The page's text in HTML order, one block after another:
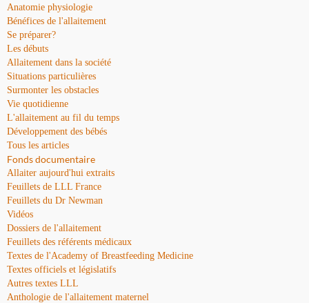
Anatomie physiologie
Bénéfices de l'allaitement
Se préparer?
Les débuts
Allaitement dans la société
Situations particulières
Surmonter les obstacles
Vie quotidienne
L'allaitement au fil du temps
Développement des bébés
Tous les articles
Fonds documentaire
Allaiter aujourd'hui extraits
Feuillets de LLL France
Feuillets du Dr Newman
Vidéos
Dossiers de l'allaitement
Feuillets des référents médicaux
Textes de l'Academy of Breastfeeding Medicine
Textes officiels et législatifs
Autres textes LLL
Anthologie de l'allaitement maternel